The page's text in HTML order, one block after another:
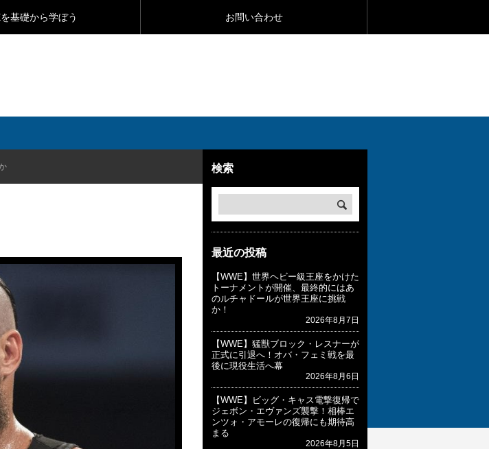
基礎から学ぼう お問い合わせ
検索
最近の投稿
【WWE】世界ヘビー級王座をかけた
トーナメントが開催、最終的にはあ
のルチャドールが世界王座に挑戦
か！
2026年8月7日
【WWE】猛獣ブロック・レスナーが
正式に引退へ！オバ・フェミ戦を最
後に現役生活へ幕
2026年8月6日
【WWE】ビッグ・キャス電撃復帰で
ジェボン・エヴァンズ襲撃！相棒エ
ンツォ・アモーレの復帰にも期待高
まる
2026年8月5日